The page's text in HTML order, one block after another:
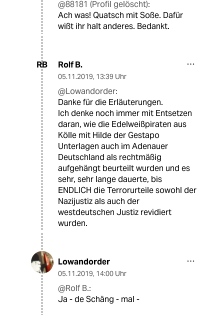
@88181 (Profil gelöscht):
Ach was! Quatsch mit Soße. Dafür
wißt ihr halt anderes. Bedankt.
RB Rolf B.
05.11.2019, 13:39 Uhr
@Lowandorder:
Danke für die Erläuterungen.
Ich denke noch immer mit Entsetzen
daran, wie die Edelweißpiraten aus
Kölle mit Hilde der Gestapo
Unterlagen auch im Adenauer
Deutschland als rechtmäßig
aufgehängt beurteilt wurden und es
sehr, sehr lange dauerte, bis
ENDLICH die Terrorurteile sowohl der
Nazijustiz als auch der
westdeutschen Justiz revidiert
wurden.
Lowandorder
05.11.2019, 14:00 Uhr
@Rolf B.:
Ja - de Schäng - mal -